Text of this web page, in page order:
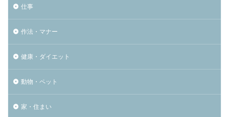
仕事
作法・マナー
健康・ダイエット
動物・ペット
家・住まい